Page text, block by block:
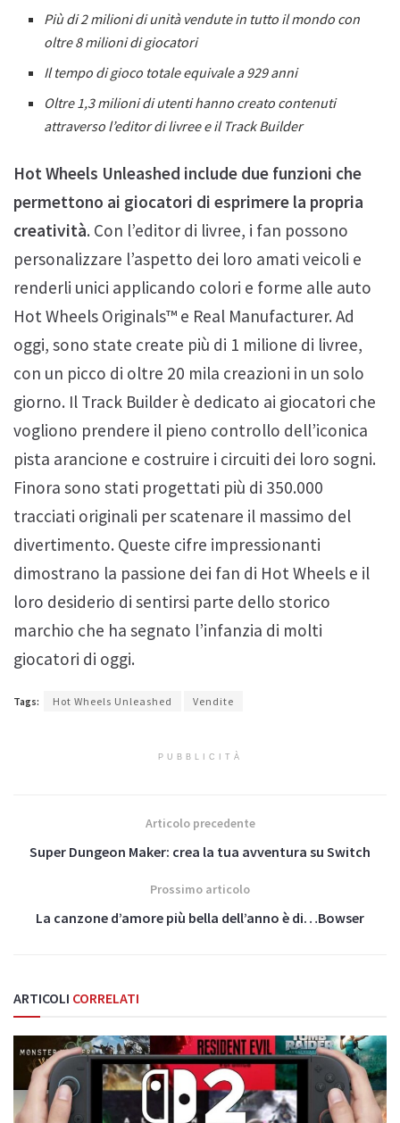
Più di 2 milioni di unità vendute in tutto il mondo con
oltre 8 milioni di giocatori
Il tempo di gioco totale equivale a 929 anni
Oltre 1,3 milioni di utenti hanno creato contenuti
attraverso l’editor di livree e il Track Builder
Hot Wheels Unleashed include due funzioni che
permettono ai giocatori di esprimere la propria
creatività. Con l’editor di livree, i fan possono
personalizzare l’aspetto dei loro amati veicoli e
renderli unici applicando colori e forme alle auto
Hot Wheels Originals™ e Real Manufacturer. Ad
oggi, sono state create più di 1 milione di livree,
con un picco di oltre 20 mila creazioni in un solo
giorno. Il Track Builder è dedicato ai giocatori che
vogliono prendere il pieno controllo dell’iconica
pista arancione e costruire i circuiti dei loro sogni.
Finora sono stati progettati più di 350.000
tracciati originali per scatenare il massimo del
divertimento. Queste cifre impressionanti
dimostrano la passione dei fan di Hot Wheels e il
loro desiderio di sentirsi parte dello storico
marchio che ha segnato l’infanzia di molti
giocatori di oggi.
Tags: Hot Wheels Unleashed Vendite
PUBBLICITÀ
Articolo precedente
Super Dungeon Maker: crea la tua avventura su Switch
Prossimo articolo
La canzone d’amore più bella dell’anno è di…Bowser
ARTICOLI CORRELATI